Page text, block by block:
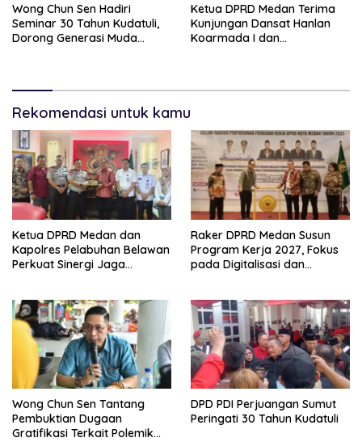
Wong Chun Sen Hadiri
Seminar 30 Tahun Kudatuli,
Dorong Generasi Muda
Ketua DPRD Medan Terima
Kunjungan Dansat Hanlan
Koarmada I dan
Rekomendasi untuk kamu
Ketua DPRD Medan dan
Kapolres Pelabuhan Belawan
Perkuat Sinergi Jaga
Belawan
Raker DPRD Medan Susun
Program Kerja 2027, Fokus
pada Digitalisasi dan
Wong Chun Sen Tantang
Pembuktian Dugaan
Gratifikasi Terkait Polemik
DPD PDI Perjuangan Sumut
Peringati 30 Tahun Kudatuli